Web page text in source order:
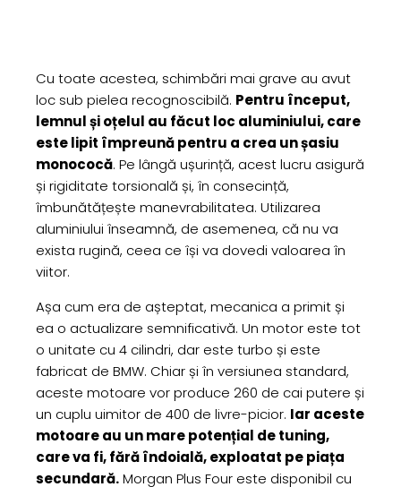
Cu toate acestea, schimbări mai grave au avut
loc sub pielea recognoscibilă. Pentru început,
lemnul și oțelul au făcut loc aluminiului, care
este lipit împreună pentru a crea un șasiu
monococă. Pe lângă ușurință, acest lucru asigură
și rigiditate torsională și, în consecință,
îmbunătățește manevrabilitatea. Utilizarea
aluminiului înseamnă, de asemenea, că nu va
exista rugină, ceea ce își va dovedi valoarea în
viitor.
Așa cum era de așteptat, mecanica a primit și
ea o actualizare semnificativă. Un motor este tot
o unitate cu 4 cilindri, dar este turbo și este
fabricat de BMW. Chiar și în versiunea standard,
aceste motoare vor produce 260 de cai putere și
un cuplu uimitor de 400 de livre-picior. Iar aceste
motoare au un mare potențial de tuning,
care va fi, fără îndoială, exploatat pe piața
secundară.Morgan Plus Four este disponibil cu